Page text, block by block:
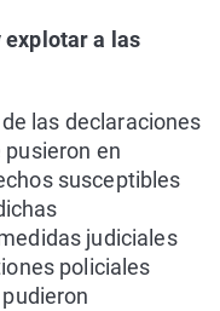
explotar a las
las declaraciones
en
susceptibles
judiciales
policiales